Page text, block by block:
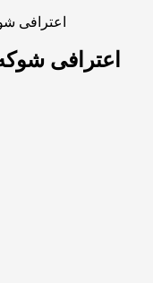
اعترافی
اعترافی